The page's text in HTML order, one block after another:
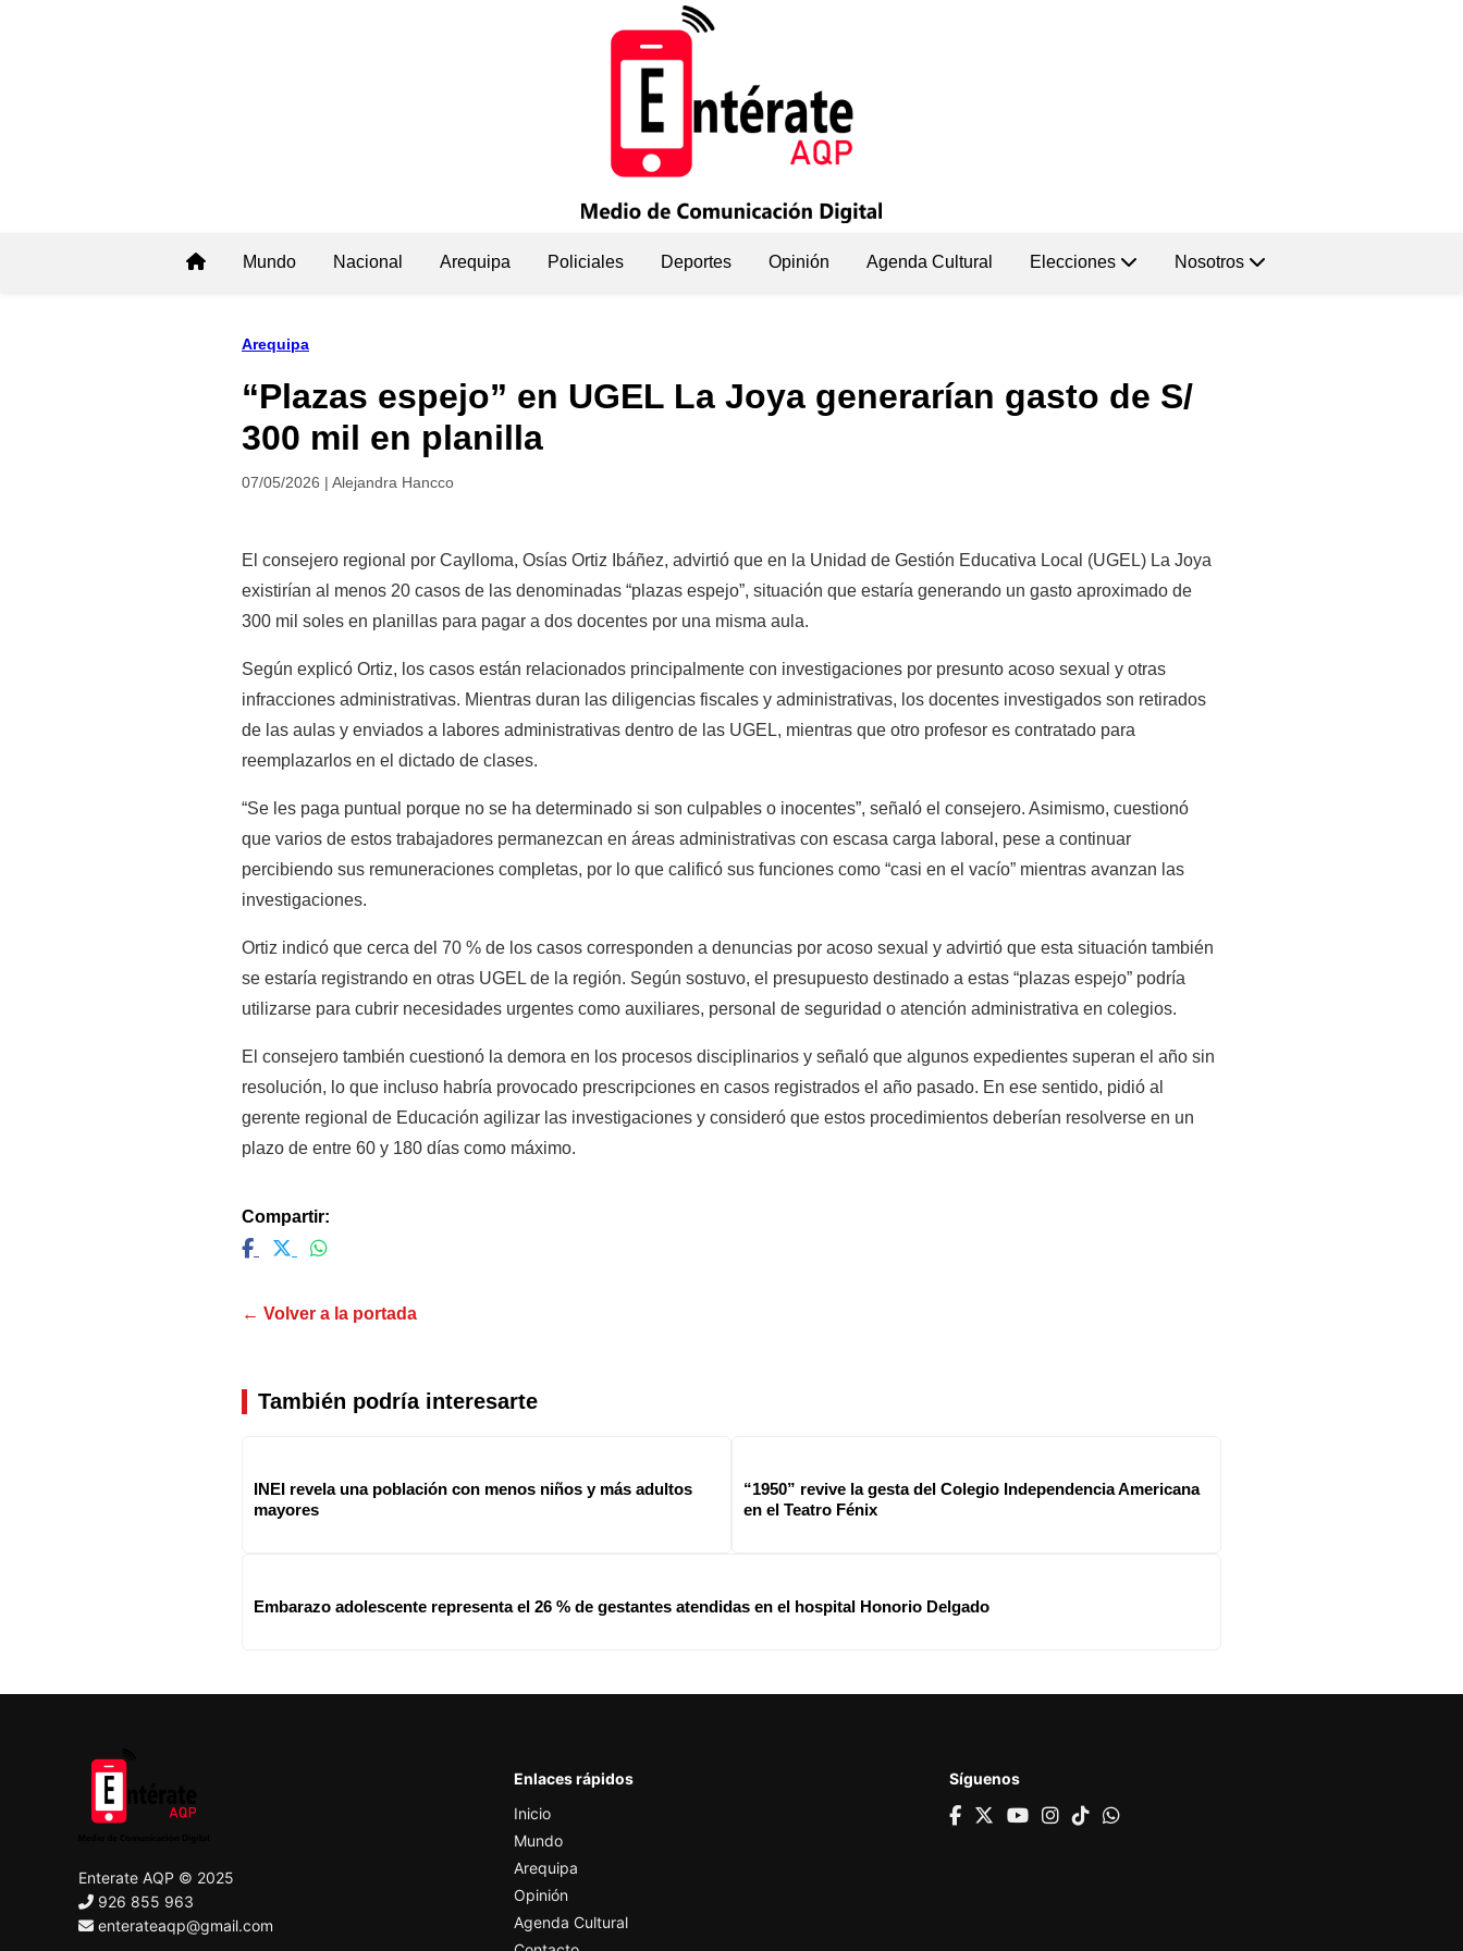
Mundo Nacional Arequipa Policiales Deportes Opinión Agenda Cultural Elecciones Nosotros
Arequipa
“Plazas espejo” en UGEL La Joya generarían gasto de S/
300 mil en planilla
07/05/2026 | Alejandra Hancco
El consejero regional por Caylloma, Osías Ortiz Ibáñez, advirtió que en la Unidad de Gestión Educativa Local (UGEL) La Joya
existirían al menos 20 casos de las denominadas “plazas espejo”, situación que estaría generando un gasto aproximado de
300 mil soles en planillas para pagar a dos docentes por una misma aula.
Según explicó Ortiz, los casos están relacionados principalmente con investigaciones por presunto acoso sexual y otras
infracciones administrativas. Mientras duran las diligencias fiscales y administrativas, los docentes investigados son retirados
de las aulas y enviados a labores administrativas dentro de las UGEL, mientras que otro profesor es contratado para
reemplazarlos en el dictado de clases.
“Se les paga puntual porque no se ha determinado si son culpables o inocentes”, señaló el consejero. Asimismo, cuestionó
que varios de estos trabajadores permanezcan en áreas administrativas con escasa carga laboral, pese a continuar
percibiendo sus remuneraciones completas, por lo que calificó sus funciones como “casi en el vacío” mientras avanzan las
investigaciones.
Ortiz indicó que cerca del 70 % de los casos corresponden a denuncias por acoso sexual y advirtió que esta situación también
se estaría registrando en otras UGEL de la región. Según sostuvo, el presupuesto destinado a estas “plazas espejo” podría
utilizarse para cubrir necesidades urgentes como auxiliares, personal de seguridad o atención administrativa en colegios.
El consejero también cuestionó la demora en los procesos disciplinarios y señaló que algunos expedientes superan el año sin
resolución, lo que incluso habría provocado prescripciones en casos registrados el año pasado. En ese sentido, pidió al
gerente regional de Educación agilizar las investigaciones y consideró que estos procedimientos deberían resolverse en un
plazo de entre 60 y 180 días como máximo.
Compartir:
← Volver a la portada
También podría interesarte
INEI revela una población con menos niños y más adultos
mayores
“1950” revive la gesta del Colegio Independencia Americana
en el Teatro Fénix
Embarazo adolescente representa el 26 % de gestantes atendidas en el hospital Honorio Delgado
Enterate AQP © 2025
926 855 963
enterateaqp@gmail.com
Enlaces rápidos
Inicio
Mundo
Arequipa
Opinión
Agenda Cultural
Síguenos